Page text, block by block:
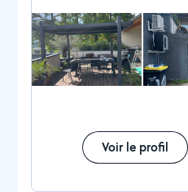
n'ai pas eu de retour.Etonnant
évaluer
Voir le profil